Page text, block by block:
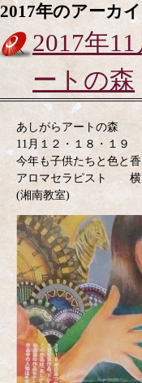
2017年のアーカ
2017年
ートの森
あしがらアートの森
11月１２・１８・１９
今年も子供たちと色と香
アロマセラピスト 横
(湘南教室)